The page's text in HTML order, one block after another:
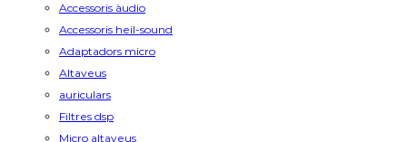
Accessoris àudio
Accessoris heil-sound
Adaptadors micro
Altaveus
auriculars
Filtres dsp
Micro altaveus